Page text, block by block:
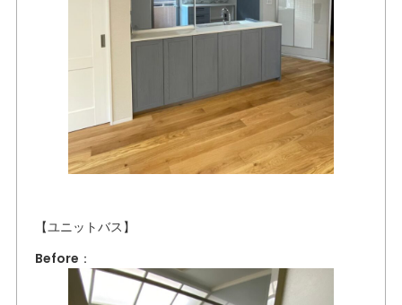
【ユニットバス】
Before：